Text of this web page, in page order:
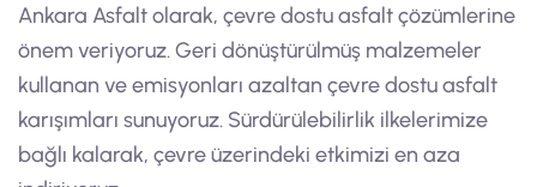
Ankara Asfalt olarak, çevre dostu asfalt çözümlerine
önem veriyoruz. Geri dönüştürülmüş malzemeler
kullanan ve emisyonları azaltan çevre dostu asfalt
karışımları sunuyoruz. Sürdürülebilirlik ilkelerimize
bağlı kalarak, çevre üzerindeki etkimizi en aza